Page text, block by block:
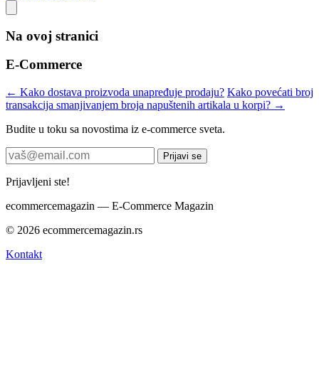
Na ovoj stranici
E-Commerce
← Kako dostava proizvoda unapređuje prodaju? Kako povećati broj
transakcija smanjivanjem broja napuštenih artikala u korpi? →
Budite u toku sa novostima iz e-commerce sveta.
Prijavi se
Prijavljeni ste!
ecommercemagazin — E-Commerce Magazin
© 2026 ecommercemagazin.rs
Kontakt